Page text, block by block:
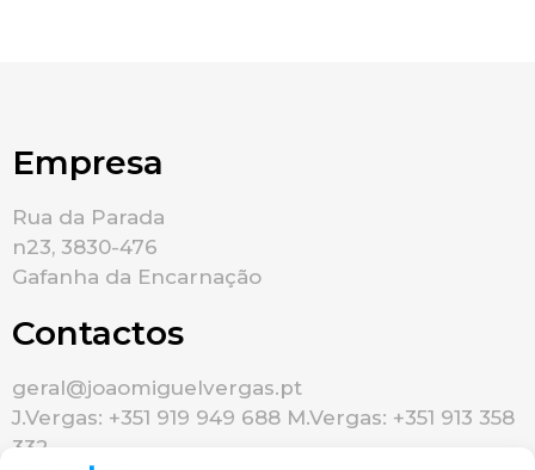
Empresa
Rua da Parada
n23, 3830-476
Gafanha da Encarnação
Contactos
geral@joaomiguelvergas.pt
J.Vergas: +351 919 949 688 M.Vergas: +351 913 358
332